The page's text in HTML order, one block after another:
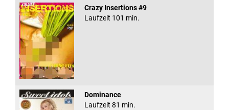
Crazy Insertions #9
Laufzeit 101 min.
Dominance
Laufzeit 81 min.